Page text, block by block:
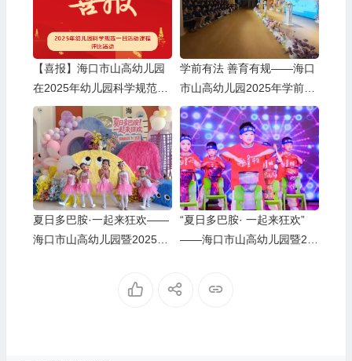
【喜报】海口市山高幼儿园
在2025年幼儿园科学规范一
日活动课程评比活动中荣获
佳绩
学前有法 善育有规——海口
市山高幼儿园2025年学前教
育宣传月启动仪式暨《学前
教育法》专题学习活动
夏日多巴胺·一起来狂欢——
海口市山高幼儿园暨2025艺
“夏日多巴胺· 一起来狂欢”
——海口市山高幼儿园暨20